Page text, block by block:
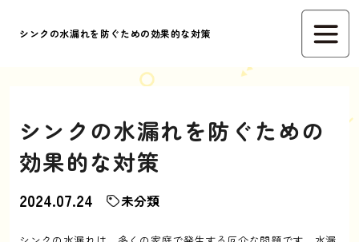
シンクの水漏れを防ぐための効果的な対策
シンクの水漏れを防ぐための
効果的な対策
2024.07.24 未分類